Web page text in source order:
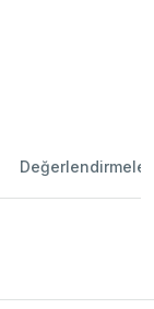
Değerlendirmeler